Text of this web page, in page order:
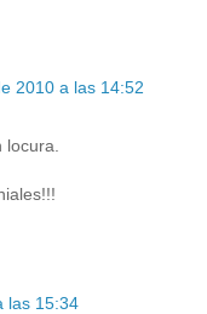
2010 a las 14:52
las 15:34